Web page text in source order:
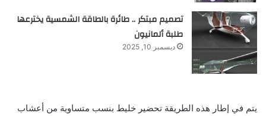
تصميم مبتكر .. طائرة بالطاقة الشمسية يخترعها
طلبة ألمانيون
ديسمبر 10, 2025
يتم في إطار هذه الطريقة تحضير خليط بنسب متساوية من أعشاب